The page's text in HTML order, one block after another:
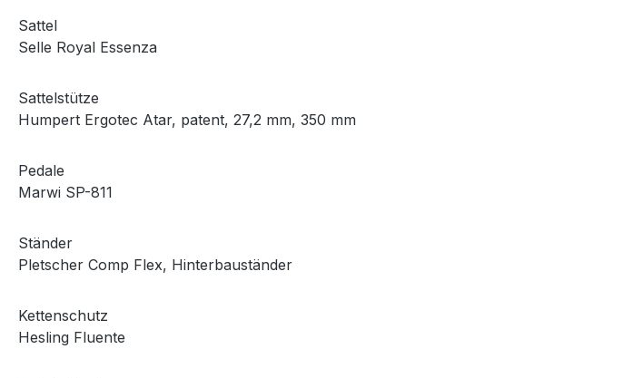
Sattel
Selle Royal Essenza
Sattelstütze
Humpert Ergotec Atar, patent, 27,2 mm, 350 mm
Pedale
Marwi SP-811
Ständer
Pletscher Comp Flex, Hinterbauständer
Kettenschutz
Hesling Fluente